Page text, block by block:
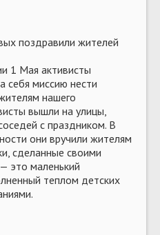
поздравили жителей
1 Мая активисты
себя миссию нести
нашего
вышли на улицы,
с праздником. В
они вручили жителям
сделанные своими
это маленький
теплом детских